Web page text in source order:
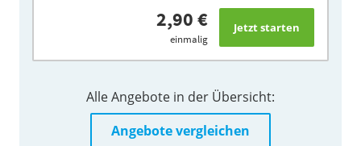
2,90 €
einmalig
Alle Angebote in der Übersicht:
Angebote vergleichen